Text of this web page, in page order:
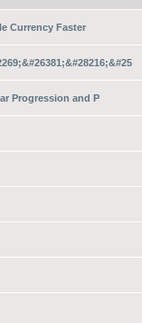
Currency Faster
Progression and P